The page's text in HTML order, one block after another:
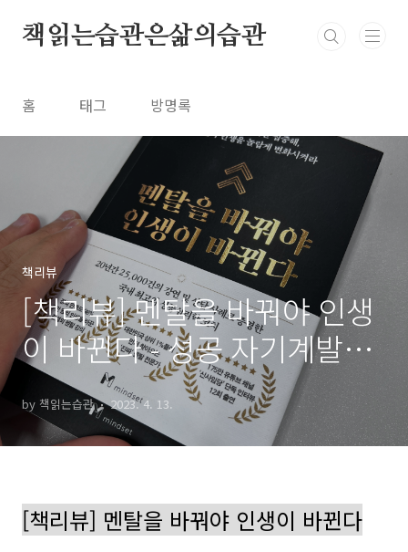
책읽는습관은삶의습관
홈 태그 방명록
책리뷰
[책리뷰] 멘탈을 바꿔야 인생
이 바뀐다 - 성공 자기계발서
일타 강사의 조언이 담긴 책
by 책읽는습관 2023. 4. 13.
[책리뷰] 멘탈을 바꿔야 인생이 바뀐다